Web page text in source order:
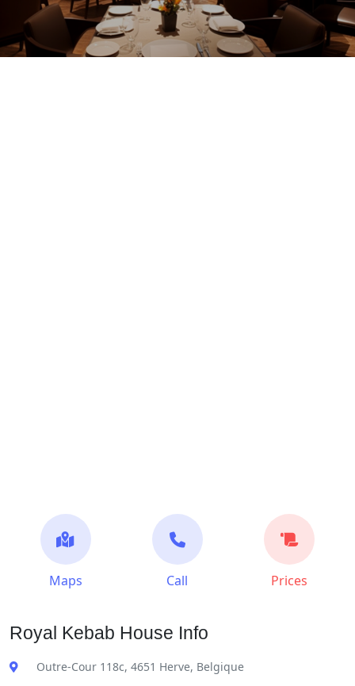
Maps Call Prices
Royal Kebab House Info
Outre-Cour 118c, 4651 Herve, Belgique